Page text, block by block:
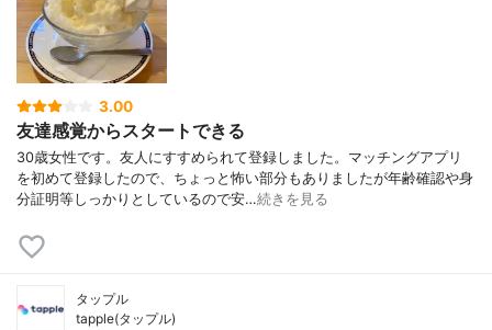
3.00
友達感覚からスタートできる
30歳女性です。友人にすすめられて登録しました。マッチングアプリ
を初めて登録したので、ちょっと怖い部分もありましたが年齢確認や身
分証明等しっかりとしているので安…続きを見る
タップル
tapple(タップル)